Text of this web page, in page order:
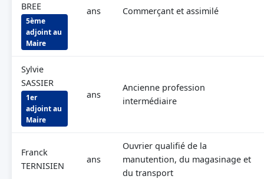
BREE
5ème
adjoint au
Maire
ans Commerçant et assimilé
Sylvie
SASSIER
1er
adjoint au
Maire
ans
Ancienne profession
intermédiaire
Franck
TERNISIEN
ans
Ouvrier qualifié de la
manutention, du magasinage et
du transport